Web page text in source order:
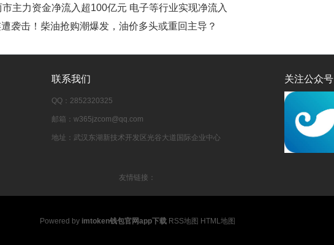
主力资金净流入超100亿元 电子等行业实现净流入
袭击！柴油抢购潮爆发，油价多头或重回主导？
联系我们
QQ：2852320325
邮箱：w365jzcom@qq.com
地址：武汉东湖新技术开发区光谷大道国际企业中心
关注公众号
友情链接：
Powered by imtoken钱包官网app下载 RSS地图 HTML地图